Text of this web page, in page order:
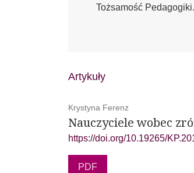
Tożsamość
Artykuły
Krystyna Ferenz
Nauczyciele wobec
https://doi.org/10.19265/
PDF